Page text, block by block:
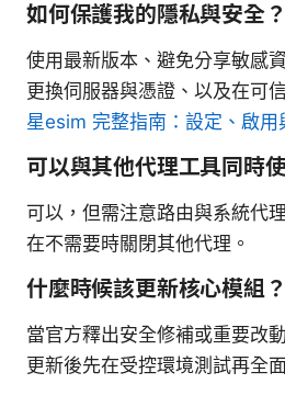
如何保護我的隱私與安全？
使用最新版本、避免分享敏感
更換伺服器與憑證、以及在可
星esim 完整指南：設定、啟
可以與其他代理工具同時
可以，但需注意路由與系統代
在不需要時關閉其他代理。
什麼時候該更新核心模組？
當官方釋出安全修補或重要改
更新後先在受控環境測試再全